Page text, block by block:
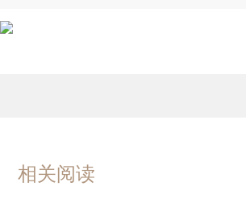
相关阅读